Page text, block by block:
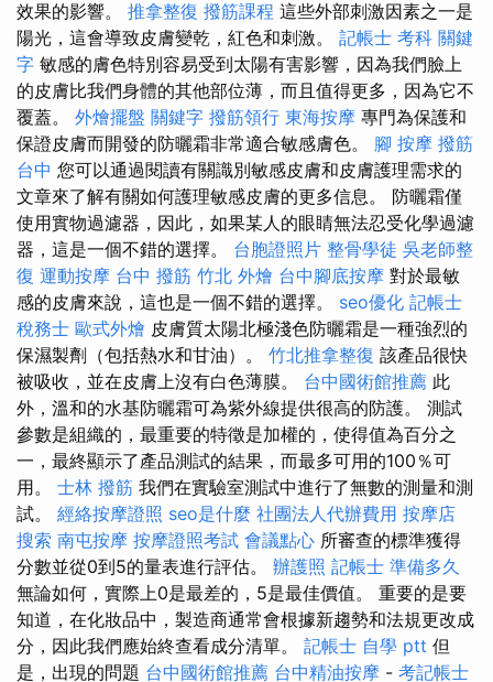
效果的影響。 推拿整復 撥筋課程 這些外部刺激因素之一是
陽光，這會導致皮膚變乾，紅色和刺激。 記帳士 考科 關鍵
字 敏感的膚色特別容易受到太陽有害影響，因為我們臉上
的皮膚比我們身體的其他部位薄，而且值得更多，因為它不
覆蓋。 外燴擺盤 關鍵字 撥筋領行 東海按摩 專門為保護和
保證皮膚而開發的防曬霜非常適合敏感膚色。 腳 按摩 撥筋
台中 您可以通過閱讀有關識別敏感皮膚和皮膚護理需求的
文章來了解有關如何護理敏感皮膚的更多信息。 防曬霜僅
使用實物過濾器，因此，如果某人的眼睛無法忍受化學過濾
器，這是一個不錯的選擇。 台胞證照片 整骨學徒 吳老師整
復 運動按摩 台中 撥筋 竹北 外燴 台中腳底按摩 對於最敏
感的皮膚來說，這也是一個不錯的選擇。 seo優化 記帳士
稅務士 歐式外燴 皮膚質太陽北極淺色防曬霜是一種強烈的
保濕製劑（包括熱水和甘油）。 竹北推拿整復 該產品很快
被吸收，並在皮膚上沒有白色薄膜。 台中國術館推薦 此
外，溫和的水基防曬霜可為紫外線提供很高的防護。 測試
參數是組織的，最重要的特徵是加權的，使得值為百分之
一，最終顯示了產品測試的結果，而最多可用的100％可
用。 士林 撥筋 我們在實驗室測試中進行了無數的測量和測
試。 經絡按摩證照 seo是什麼 社團法人代辦費用 按摩店
搜索 南屯按摩 按摩證照考試 會議點心 所審查的標準獲得
分數並從0到5的量表進行評估。 辦護照 記帳士 準備多久
無論如何，實際上0是最差的，5是最佳價值。 重要的是要
知道，在化妝品中，製造商通常會根據新趨勢和法規更改成
分，因此我們應始終查看成分清單。 記帳士 自學 ptt 但
是，出現的問題 台中國術館推薦 台中精油按摩 - 考記帳士